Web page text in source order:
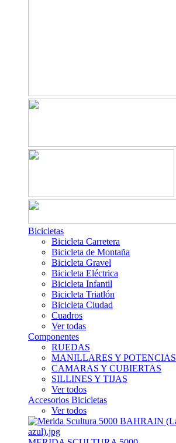
Bicicletas
Bicicleta Carretera
Bicicleta de Montaña
Bicicleta Gravel
Bicicleta Eléctrica
Bicicleta Infantil
Bicicleta Triatlón
Bicicleta Ciudad
Cuadros
Ver todas
Componentes
RUEDAS
MANILLARES Y POTENCIAS
CAMARAS Y CUBIERTAS
SILLINES Y TIJAS
Ver todos
Accesorios Bicicletas
Ver todos